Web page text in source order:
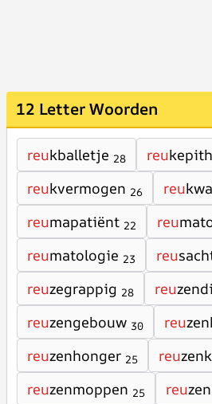
12 Letter Woorden
reukballetje 28 reu
reukvermogen 26 reu
reumapatiënt 22 reu
reumatologie 23 reu
reuzegrappig 28 reu
reuzengebouw 30 reu
reuzenhonger 25 reu
reuzenmoppen 25 reu